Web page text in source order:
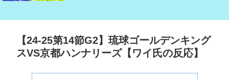
【24-25第14節G2】琉球ゴールデンキング
スVS京都ハンナリーズ【ワイ氏の反応】